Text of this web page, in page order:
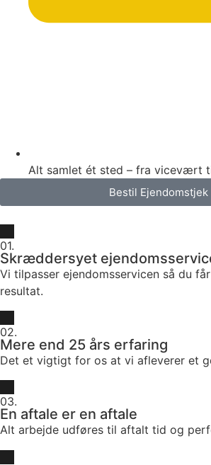
Alt samlet ét sted – fra vicevært
Bestil Ejendomstjek
01.
Skræddersyet
Vi tilpasser ejendomsservicen så du
resultat.
02.
Mere end 25 års erfaring
Det et vigtigt for os at vi afleverer et
03.
En aftale er en aftale
Alt arbejde udføres til aftalt tid og